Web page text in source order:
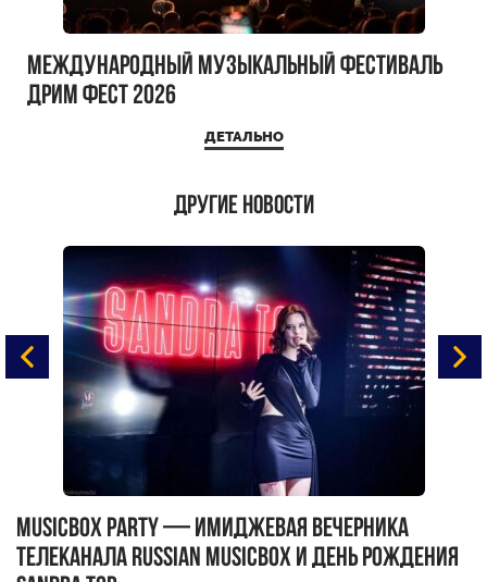
Международный музыкальный фестиваль
ДРИМ ФЕСТ 2026
ДЕТАЛЬНО
Другие новости
MUSICBOX PARTY — имиджевая вечерника
телеканала RUSSIAN MUSICBOX и день рождения